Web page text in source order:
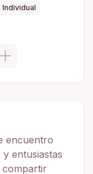
encuentro
entusiastas
compartir